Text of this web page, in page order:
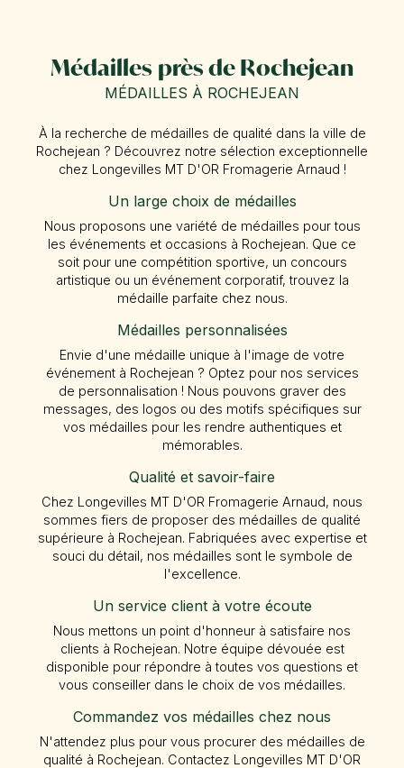
Médailles près de Rochejean
MÉDAILLES À ROCHEJEAN
À la recherche de médailles de qualité dans la ville de
Rochejean ? Découvrez notre sélection exceptionnelle
chez Longevilles MT D'OR Fromagerie Arnaud !
Un large choix de médailles
Nous proposons une variété de médailles pour tous
les événements et occasions à Rochejean. Que ce
soit pour une compétition sportive, un concours
artistique ou un événement corporatif, trouvez la
médaille parfaite chez nous.
Médailles personnalisées
Envie d'une médaille unique à l'image de votre
événement à Rochejean ? Optez pour nos services
de personnalisation ! Nous pouvons graver des
messages, des logos ou des motifs spécifiques sur
vos médailles pour les rendre authentiques et
mémorables.
Qualité et savoir-faire
Chez Longevilles MT D'OR Fromagerie Arnaud, nous
sommes fiers de proposer des médailles de qualité
supérieure à Rochejean. Fabriquées avec expertise et
souci du détail, nos médailles sont le symbole de
l'excellence.
Un service client à votre écoute
Nous mettons un point d'honneur à satisfaire nos
clients à Rochejean. Notre équipe dévouée est
disponible pour répondre à toutes vos questions et
vous conseiller dans le choix de vos médailles.
Commandez vos médailles chez nous
N'attendez plus pour vous procurer des médailles de
qualité à Rochejean. Contactez Longevilles MT D'OR